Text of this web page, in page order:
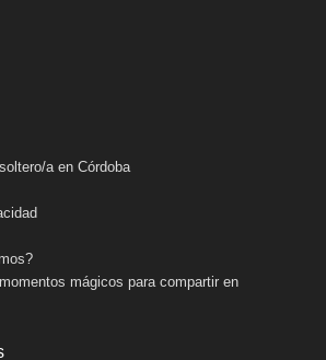
a en Córdoba
mágicos para compartir en